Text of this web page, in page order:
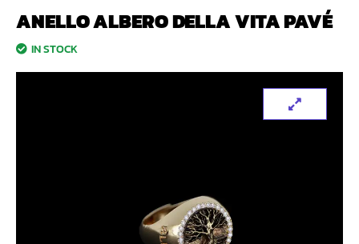
ANELLO ALBERO DELLA VITA PAVÉ
IN STOCK